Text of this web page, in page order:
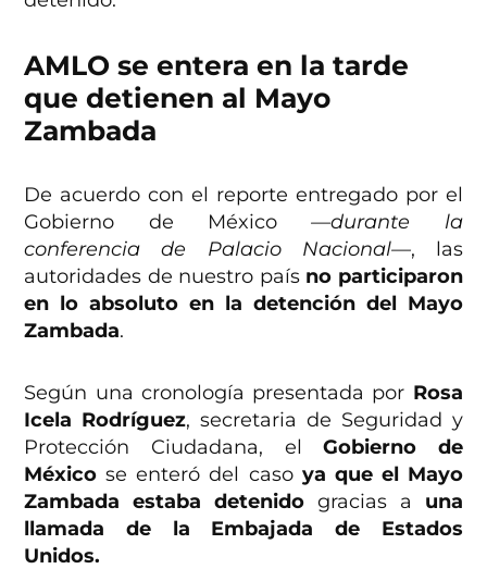
AMLO se entera en la tarde
que detienen al Mayo
Zambada
De acuerdo con el reporte entregado por el
Gobierno de México—durante la
conferencia de Palacio Nacional—, las
autoridades de nuestro país no participaron
en lo absoluto en la detención del Mayo
Zambada.
Según una cronología presentada por Rosa
Icela Rodríguez, secretaria de Seguridad y
Protección Ciudadana, elGobierno de
México se enteró del caso ya que el Mayo
Zambada estaba detenido gracias a una
llamada de la Embajada de Estados
Unidos.